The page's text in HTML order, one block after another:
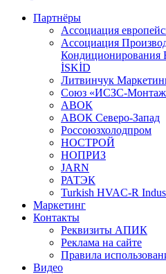
Партнёры
Ассоциация
Aссоциация
Кондиционирования
İSKİD
Литвинчук
Союз «ИСЗС-
АВОК
АВОК Северо-Запад
Россоюзхолодпром
НОСТРОЙ
НОПРИЗ
JARN
РАТЭК
Turkish HVAC-R
Маркетинг
Контакты
Реквизиты АПИК
Реклама на сайте
Правила
Видео